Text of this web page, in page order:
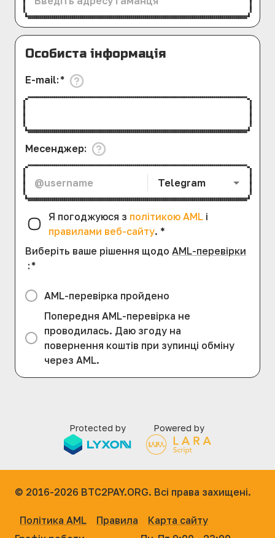
Особиста інформація
E-mail: *
Месенджер:
Telegram
Я погоджуюся з політикою AML і
правилами веб-сайту. *
Виберіть ваше рішення щодо AML-перевірки
: *
AML-перевірка пройдено
Попередня AML-перевірка не
проводилась. Даю згоду на
повернення коштів при зупинці обміну
через AML.
Protected by Powered by
© 2016-2026 BTC2PAY.ORG. Всі права захищені.
Політика AML Правила
Карта сайту